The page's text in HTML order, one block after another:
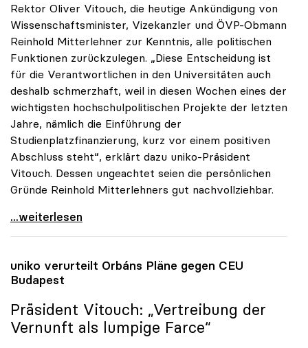
Rektor Oliver Vitouch, die heutige Ankündigung von
Wissenschaftsminister, Vizekanzler und ÖVP-Obmann
Reinhold Mitterlehner zur Kenntnis, alle politischen
Funktionen zurückzulegen. „Diese Entscheidung ist
für die Verantwortlichen in den Universitäten auch
deshalb schmerzhaft, weil in diesen Wochen eines der
wichtigsten hochschulpolitischen Projekte der letzten
Jahre, nämlich die Einführung der
Studienplatzfinanzierung, kurz vor einem positiven
Abschluss steht“, erklärt dazu uniko-Präsident
Vitouch. Dessen ungeachtet seien die persönlichen
Gründe Reinhold Mitterlehners gut nachvollziehbar.
uniko bedauert Mitterlehner-Rücktritt:
...weiterlesen
uniko verurteilt Orbáns Pläne gegen CEU
Budapest
Präsident Vitouch: „Vertreibung der
Vernunft als lumpige Farce“